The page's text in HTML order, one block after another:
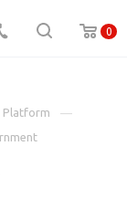
0
Platform